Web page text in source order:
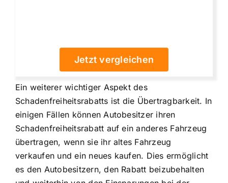
Jetzt vergleichen
Ein weiterer wichtiger Aspekt des
Schadenfreiheitsrabatts ist die Übertragbarkeit. In
einigen Fällen können Autobesitzer ihren
Schadenfreiheitsrabatt auf ein anderes Fahrzeug
übertragen, wenn sie ihr altes Fahrzeug
verkaufen und ein neues kaufen. Dies ermöglicht
es den Autobesitzern, den Rabatt beizubehalten